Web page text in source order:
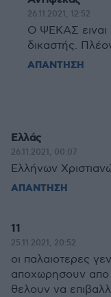
26.11.2021, 12:52
Ο ΨΕΚΑΣ ειναι
δικαστής.
ΑΠΑΝΤΗΣΗ
Ελλάς
26.11.2021, 00:07
Ελλήνων
ΑΠΑΝΤΗΣΗ
11
25.11.2021, 20:52
οι παλαιοτερες
αποχωρησουν απο
θελουν να